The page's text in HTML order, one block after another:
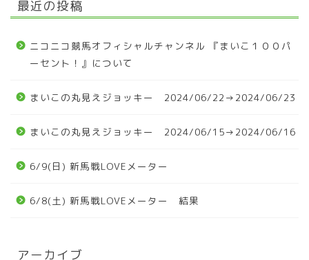
最近の投稿
ニコニコ競馬オフィシャルチャンネル 『まいこ１００パ
ーセント！』について
まいこの丸見えジョッキー 2024/06/22→2024/06/23
まいこの丸見えジョッキー 2024/06/15→2024/06/16
6/9(日) 新馬戦LOVEメーター
6/8(土) 新馬戦LOVEメーター 結果
アーカイブ